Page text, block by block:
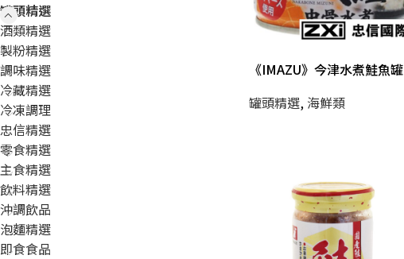
罐頭精選
酒類精選
製粉精選
調味精選
冷藏精選
冷凍調理
忠信精選
零食精選
主食精選
飲料精選
沖調飲品
泡麵精選
即食食品
《IMAZU》今津水煮鮭魚罐
罐頭精選, 海鮮類